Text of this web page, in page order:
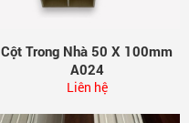
Cột Trong Nhà 50 X 100mm
A024
Liên hệ